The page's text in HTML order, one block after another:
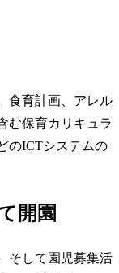
食育計画、アレル
む保育カリキュラ
のICTシステムの
開園
そして園児募集活